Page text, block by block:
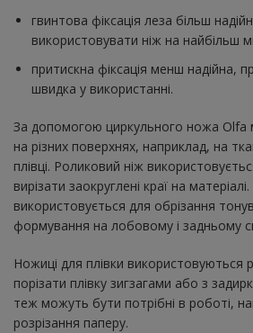
гвинтова фіксація леза більш
використовувати ніж на найбільш
притискна фіксація менш надійна,
швидка у використанні.
За допомогою циркульного ножа Olfa
на різних поверхнях, наприклад, на
плівці. Роликовий ніж
вирізати заокруглені краї на
використовується для обрізання
формування на лобовому і задньому
Ножиці для плівки використовуються
порізати плівку зигзагами або з
теж можуть бути потрібні в роботі,
розрізання паперу.